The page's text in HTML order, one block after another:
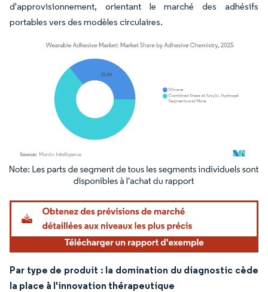
d'approvisionnement, orientant le marché des adhésifs
portables vers des modèles circulaires.
Image © Mordor Intelligence. La réutilisation nécessite une attribution sous CC BY
Par type de produit : la domination du diagnostic cède
la place à l'innovation thérapeutique